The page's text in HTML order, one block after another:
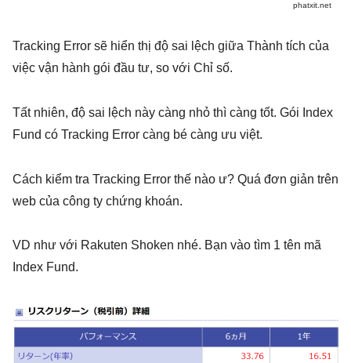
phatxit.net
Tracking Error sẽ hiển thị độ sai lệch giữa Thành tích của
việc vận hành gói đầu tư, so với Chỉ số.
Tất nhiên, độ sai lệch này càng nhỏ thì càng tốt. Gói Index
Fund có Tracking Error càng bé càng ưu việt.
Cách kiểm tra Tracking Error thế nào ư? Quá đơn giản trên
web của công ty chứng khoán.
VD như với Rakuten Shoken nhé. Bạn vào tìm 1 tên mã
Index Fund.